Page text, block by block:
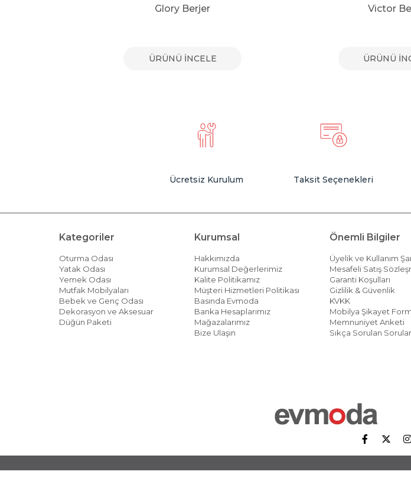
Glory Berjer
ÜRÜNÜ İNCELE
Victor
ÜRÜNÜ
Ücretsiz Kurulum Taksit Seçenekleri
Kategoriler
Oturma Odası
Yatak Odası
Yemek Odası
Mutfak Mobilyaları
Bebek ve Genç Odası
Dekorasyon ve Aksesuar
Düğün Paketi
Kurumsal
Hakkımızda
Kurumsal Değerlerimiz
Kalite Politikamız
Müşteri Hizmetleri Politikası
Basında Evmoda
Banka Hesaplarımız
Mağazalarımız
Bize Ulaşın
Önemli Bilgiler
Üyelik ve Kullanım
Mesafeli Satış
Garanti Koşulları
Gizlilik & Güvenlik
KVKK
Mobilya Şikayet
Memnuniyet Anketi
Sıkça Sorulan Sorular